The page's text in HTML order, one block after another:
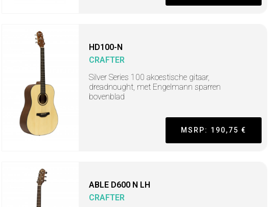
HD100-N
CRAFTER
Silver Series 100 akoestische gitaar,
dreadnought, met Engelmann sparren
bovenblad
MSRP: 190,75 €
ABLE D600 N LH
CRAFTER